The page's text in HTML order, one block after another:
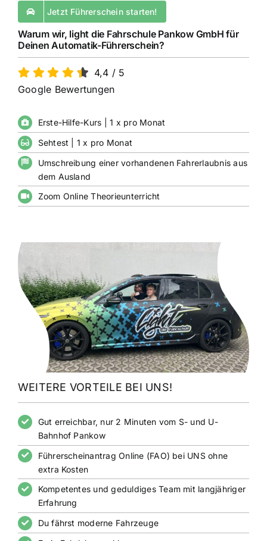
Jetzt Führerschein starten!
Warum wir, light die Fahrschule Pankow GmbH für
Deinen Automatik-Führerschein?
4,4 / 5
Google Bewertungen
Erste-Hilfe-Kurs | 1 x pro Monat
Sehtest | 1 x pro Monat
Umschreibung einer vorhandenen Fahrerlaubnis aus
dem Ausland
Zoom Online Theorieunterricht
WEITERE VORTEILE BEI UNS!
Gut erreichbar, nur 2 Minuten vom S- und U-
Bahnhof Pankow
Führerscheinantrag Online (FAO) bei UNS ohne
extra Kosten
Kompetentes und geduldiges Team mit langjähriger
Erfahrung
Du fährst moderne Fahrzeuge